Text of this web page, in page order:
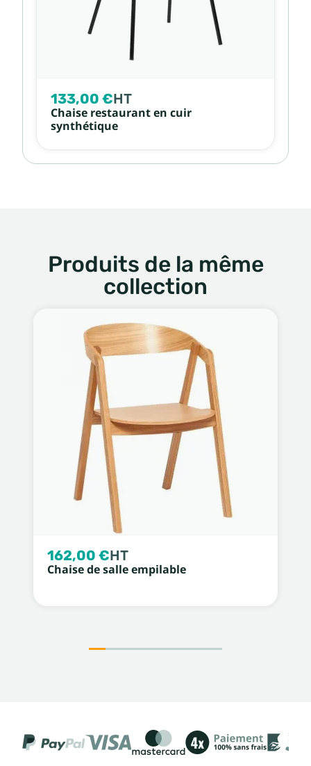
133,00 €HT
Chaise restaurant en cuir
synthétique
Produits de la même
collection
162,00 €HT
Chaise de salle empilable